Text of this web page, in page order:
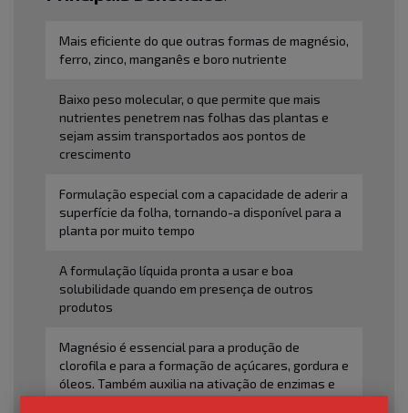
Mais eficiente do que outras formas de magnésio,
ferro, zinco, manganês e boro nutriente
Baixo peso molecular, o que permite que mais
nutrientes penetrem nas folhas das plantas e
sejam assim transportados aos pontos de
crescimento
Formulação especial com a capacidade de aderir a
superfície da folha, tornando-a disponível para a
planta por muito tempo
A formulação líquida pronta a usar e boa
solubilidade quando em presença de outros
produtos
Magnésio é essencial para a produção de
clorofila e para a formação de açúcares, gordura e
óleos. Também auxilia na ativação de enzimas e